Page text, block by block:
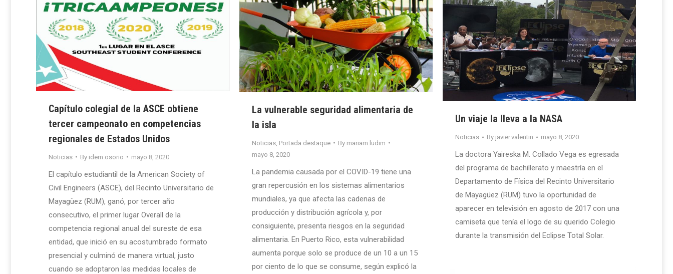
Capítulo colegial de la ASCE obtiene
tercer campeonato en competencias
regionales de Estados Unidos
Noticias By idem.osorio mayo 8, 2020
El capítulo estudiantil de la American Society of
Civil Engineers (ASCE), del Recinto Universitario de
Mayagüez (RUM), ganó, por tercer año
consecutivo, el primer lugar Overall de la
competencia regional anual del sureste de esa
entidad, que inició en su acostumbrado formato
presencial y culminó de manera virtual, justo
cuando se adoptaron las medidas locales de
La vulnerable seguridad alimentaria de
la isla
Noticias Portada destaque By mariam.ludim
mayo 8, 2020
La pandemia causada por el COVID-19 tiene una
gran repercusión en los sistemas alimentarios
mundiales, ya que afecta las cadenas de
producción y distribución agrícola y, por
consiguiente, presenta riesgos en la seguridad
alimentaria. En Puerto Rico, esta vulnerabilidad
aumenta porque solo se produce de un 10 a un 15
por ciento de lo que se consume, según explicó la
Un viaje la lleva a la NASA
Noticias By javier.valentin mayo 8, 2020
La doctora Yaireska M. Collado Vega es egresada
del programa de bachillerato y maestría en el
Departamento de Física del Recinto Universitario
de Mayagüez (RUM) tuvo la oportunidad de
aparecer en televisión en agosto de 2017 con una
camiseta que tenía el logo de su querido Colegio
durante la transmisión del Eclipse Total Solar.